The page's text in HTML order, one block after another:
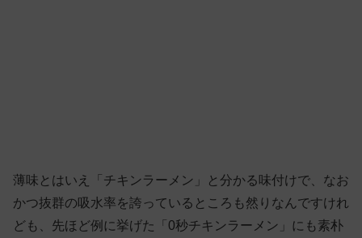
薄味とはいえ「チキンラーメン」と分かる味付けで、なお
かつ抜群の吸水率を誇っているところも然りなんですけれ
ども、先ほど例に挙げた「0秒チキンラーメン」にも素朴